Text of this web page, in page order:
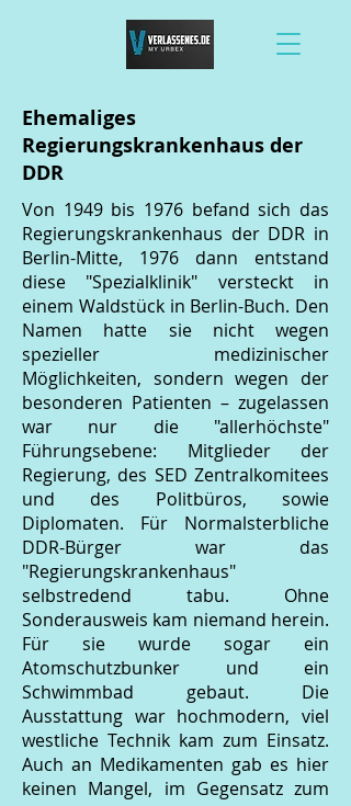
Ehemaliges
Regierungskrankenhaus der
DDR
Von 1949 bis 1976 befand sich das
Regierungskrankenhaus der DDR in
Berlin-Mitte, 1976 dann entstand
diese "Spezialklinik" versteckt in
einem Waldstück in Berlin-Buch. Den
Namen hatte sie nicht wegen
spezieller medizinischer
Möglichkeiten, sondern wegen der
besonderen Patienten – zugelassen
war nur die "allerhöchste"
Führungsebene: Mitglieder der
Regierung, des SED Zentralkomitees
und des Politbüros, sowie
Diplomaten. Für Normalsterbliche
DDR-Bürger war das
"Regierungskrankenhaus"
selbstredend tabu. Ohne
Sonderausweis kam niemand herein.
Für sie wurde sogar ein
Atomschutzbunker und ein
Schwimmbad gebaut. Die
Ausstattung war hochmodern, viel
westliche Technik kam zum Einsatz.
Auch an Medikamenten gab es hier
keinen Mangel, im Gegensatz zum